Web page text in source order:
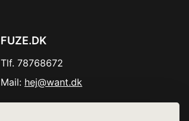
FUZE.DK
Tlf. 78768672
Mail: hej@want.dk